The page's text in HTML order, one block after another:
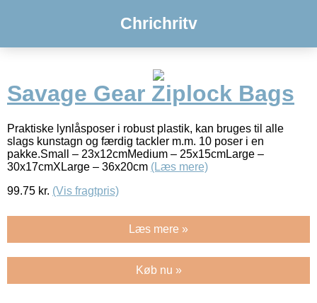
Chrichritv
Savage Gear Ziplock Bags
Praktiske lynlåsposer i robust plastik, kan bruges til alle
slags kunstagn og færdig tackler m.m. 10 poser i en
pakke.Small – 23x12cmMedium – 25x15cmLarge –
30x17cmXLarge – 36x20cm (Læs mere)
99.75 kr. (Vis fragtpris)
Læs mere »
Køb nu »